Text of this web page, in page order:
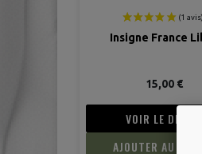
Insigne France
15,00 €
VOIR LE DÉTAIL
AJOUTER AU